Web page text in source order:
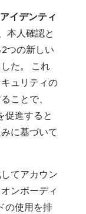
イデンティ
本人確認と
つの新しい
た。 これ
ュリティの
ことで、
促進すると
に基づいて
てアカウン
ンボーディ
の使用を排